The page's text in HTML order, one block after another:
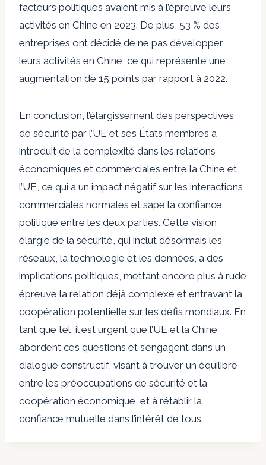
facteurs politiques avaient mis à l’épreuve leurs
activités en Chine en 2023. De plus, 53 % des
entreprises ont décidé de ne pas développer
leurs activités en Chine, ce qui représente une
augmentation de 15 points par rapport à 2022.
En conclusion, l’élargissement des perspectives
de sécurité par l’UE et ses États membres a
introduit de la complexité dans les relations
économiques et commerciales entre la Chine et
l’UE, ce qui a un impact négatif sur les interactions
commerciales normales et sape la confiance
politique entre les deux parties. Cette vision
élargie de la sécurité, qui inclut désormais les
réseaux, la technologie et les données, a des
implications politiques, mettant encore plus à rude
épreuve la relation déjà complexe et entravant la
coopération potentielle sur les défis mondiaux. En
tant que tel, il est urgent que l’UE et la Chine
abordent ces questions et s’engagent dans un
dialogue constructif, visant à trouver un équilibre
entre les préoccupations de sécurité et la
coopération économique, et à rétablir la
confiance mutuelle dans l’intérêt de tous.